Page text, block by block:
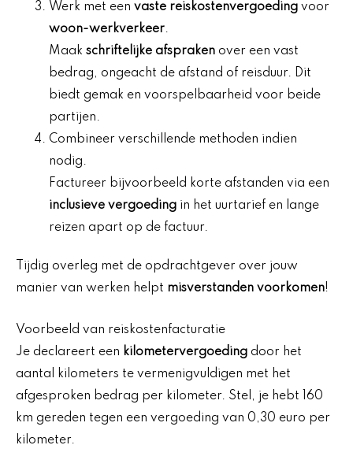
Werk met een vaste reiskostenvergoeding voor
woon-werkverkeer.
Maak schriftelijke afspraken over een vast
bedrag, ongeacht de afstand of reisduur. Dit
biedt gemak en voorspelbaarheid voor beide
partijen.
Combineer verschillende methoden indien
nodig.
Factureer bijvoorbeeld korte afstanden via een
inclusieve vergoeding in het uurtarief en lange
reizen apart op de factuur.
Tijdig overleg met de opdrachtgever over jouw
manier van werken helpt misverstanden voorkomen!
Voorbeeld van reiskostenfacturatie
Je declareert een kilometervergoeding door het
aantal kilometers te vermenigvuldigen met het
afgesproken bedrag per kilometer. Stel, je hebt 160
km gereden tegen een vergoeding van 0,30 euro per
kilometer.